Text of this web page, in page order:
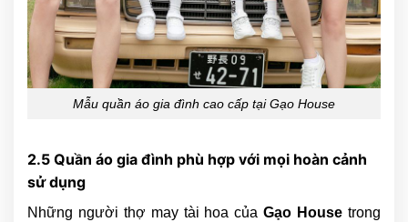
Mẫu quần áo gia đình cao cấp tại Gạo House
2.5 Quần áo gia đình phù hợp với mọi hoàn cảnh
sử dụng
Những người thợ may tài hoa củaGạo House trong